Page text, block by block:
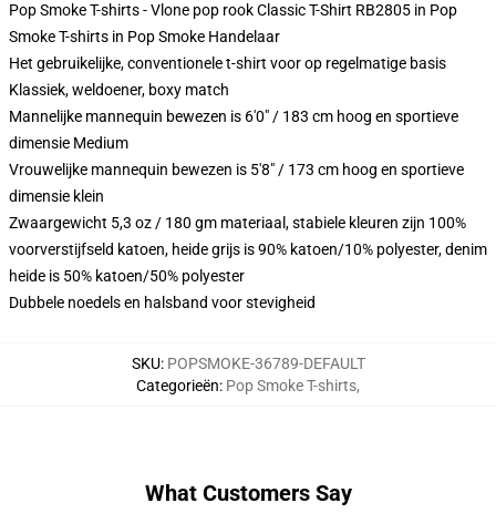
Pop Smoke T-shirts - Vlone pop rook Classic T-Shirt RB2805 in Pop
Smoke T-shirts in Pop Smoke Handelaar
Het gebruikelijke, conventionele t-shirt voor op regelmatige basis
Klassiek, weldoener, boxy match
Mannelijke mannequin bewezen is 6'0" / 183 cm hoog en sportieve
dimensie Medium
Vrouwelijke mannequin bewezen is 5'8" / 173 cm hoog en sportieve
dimensie klein
Zwaargewicht 5,3 oz / 180 gm materiaal, stabiele kleuren zijn 100%
voorverstijfseld katoen, heide grijs is 90% katoen/10% polyester, denim
heide is 50% katoen/50% polyester
Dubbele noedels en halsband voor stevigheid
SKU: POPSMOKE-36789-DEFAULT
Categorieën: Pop Smoke T-shirts,
What Customers Say